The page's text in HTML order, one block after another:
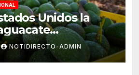
Unidos la
de forma
NOTIDIRECTO-ADMIN